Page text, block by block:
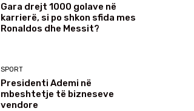
Gara drejt 1000 golave në
karrierë, si po shkon sfida mes
Ronaldos dhe Messit?
SPORT
Presidenti Ademi në
mbeshtetje të bizneseve
vendore